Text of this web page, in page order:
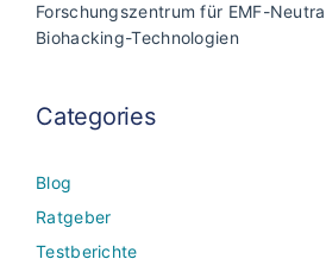
Forschungszentrum für EMF-
Biohacking-Technologien
Categories
Blog
Ratgeber
Testberichte